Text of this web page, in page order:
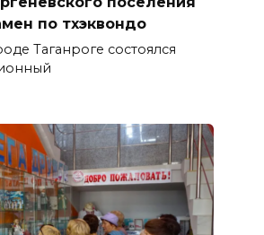
по тхэквондо
Таганроге состоялся